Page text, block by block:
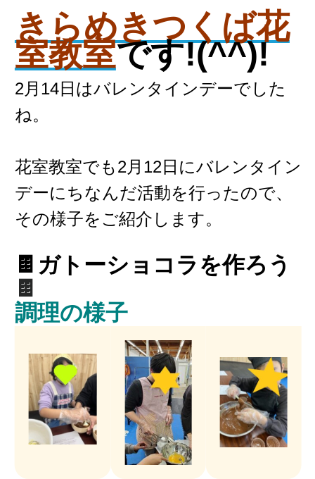
きらめきつくば花
室教室です!(^^)!
2月14日はバレンタインデーでした
ね。
花室教室でも2月12日にバレンタイン
デーにちなんだ活動を行ったので、
その様子をご紹介します。
🍫ガトーショコラを作ろう
🍫
調理の様子